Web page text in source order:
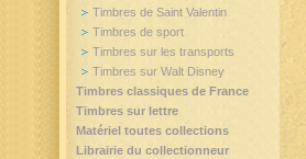
Timbres de Saint Valentin
Timbres de sport
Timbres sur les transports
Timbres sur Walt Disney
Timbres classiques de France
Timbres sur lettre
Matériel toutes collections
Librairie du collectionneur